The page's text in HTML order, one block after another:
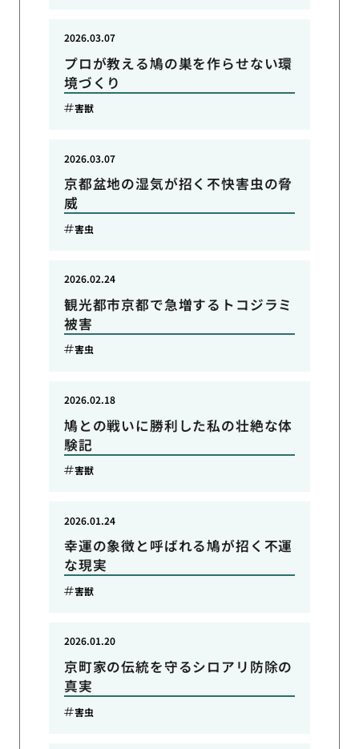
プロが教える鳩の巣を作らせない環
境づくり
2026.03.07
害獣
京都盆地の湿気が招く不快害虫の脅
威
2026.03.07
害虫
観光都市京都で急増するトコジラミ
被害
2026.02.24
害虫
鳩との戦いに勝利した私の壮絶な体
験記
2026.02.18
害獣
幸運の象徴と呼ばれる鳩が招く不運
な現実
2026.01.24
害獣
京町家の伝統を守るシロアリ防除の
真実
2026.01.20
害虫